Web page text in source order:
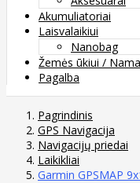
Akumuliatoriai
Laisvalaikiui
Nanobag
Žemės ūkiui /
Pagalba
Pagrindinis
GPS Navigacija
Navigacijų priedai
Laikikliai
Garmin GPSMAP